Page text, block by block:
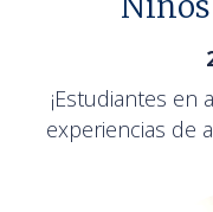
¡Estudiantes en
experiencias de